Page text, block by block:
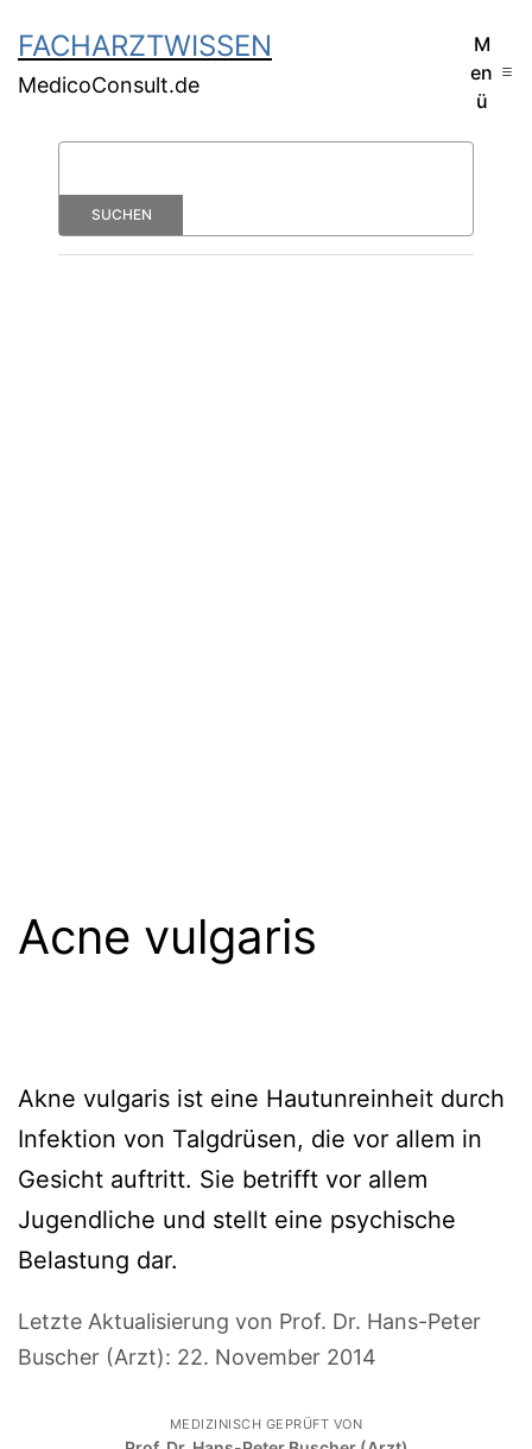
FACHARZTWISSEN
MedicoConsult.de
M
en
ü
Acne vulgaris
Akne vulgaris ist eine Hautunreinheit durch
Infektion von Talgdrüsen, die vor allem in
Gesicht auftritt. Sie betrifft vor allem
Jugendliche und stellt eine psychische
Belastung dar.
Letzte Aktualisierung von Prof. Dr. Hans-Peter
Buscher (Arzt): 22. November 2014
MEDIZINISCH GEPRÜFT VON